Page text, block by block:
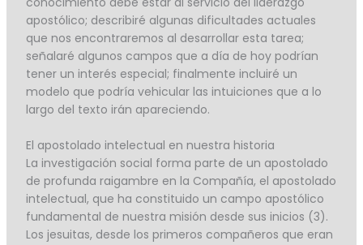
apostólico; describiré algunas dificultades actuales
que nos encontraremos al desarrollar esta tarea;
señalaré algunos campos que a día de hoy podrían
tener un interés especial; finalmente incluiré un
modelo que podría vehicular las intuiciones que a lo
largo del texto irán apareciendo.
El apostolado intelectual en nuestra historia
La investigación social forma parte de un apostolado
de profunda raigambre en la Compañía, el apostolado
intelectual, que ha constituido un campo apostólico
fundamental de nuestra misión desde sus inicios (3).
Los jesuitas, desde los primeros compañeros que eran